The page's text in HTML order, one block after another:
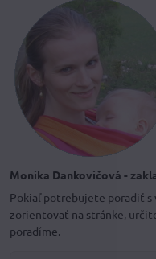
Monika Dankovičová -
Pokiaľ potrebujete poradiť s
zorientovať na stránke,
poradíme.